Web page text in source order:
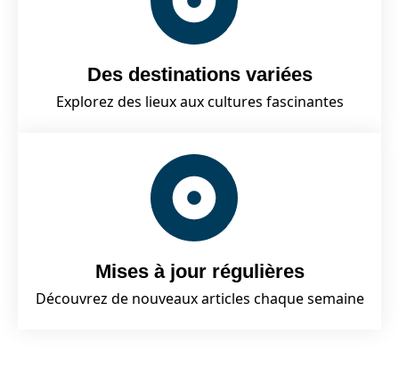
Des destinations variées
Explorez des lieux aux cultures fascinantes
Mises à jour régulières
Découvrez de nouveaux articles chaque semaine